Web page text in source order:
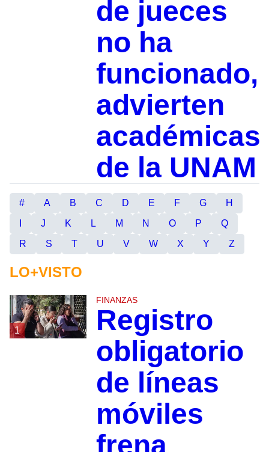
de jueces
no ha
funcionado,
advierten
académicas
de la UNAM
# A B C D E F G
H
J K L M N O P
Q
R
S T U V W X Y Z
LO+VISTO
1
FINANZAS
Registro
obligatorio
de líneas
móviles
frena